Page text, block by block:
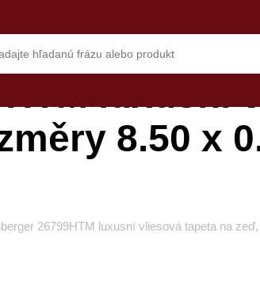
8.50 x
26799HTM luxusní vliesová tapeta na